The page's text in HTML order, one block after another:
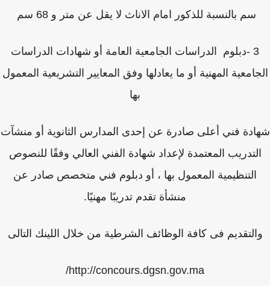
سم بالنسبة للذكور امام الاناث لا يقل عن متر و 68 سم
دبلوم الدراسات الجامعية العامة أو شهادات الدراسات
المهنية أو ما يعادلها وفق المعايير التشريعية المعمول
فني أعلى صادرة عن إحدى المدارس الثانوية أو منشآت
المعتمدة لإعداد شهادة الفني العالي وفقًا للنصوص
التنظيمية المعمول بها ، أو دبلوم فني متخصص صادر عن
منشأة تقدم تدريبًا مهنيًا.
فى كافة الوظائف الشرطية من خلال اللينك التالى
http://concours.dgsn.gov.ma/